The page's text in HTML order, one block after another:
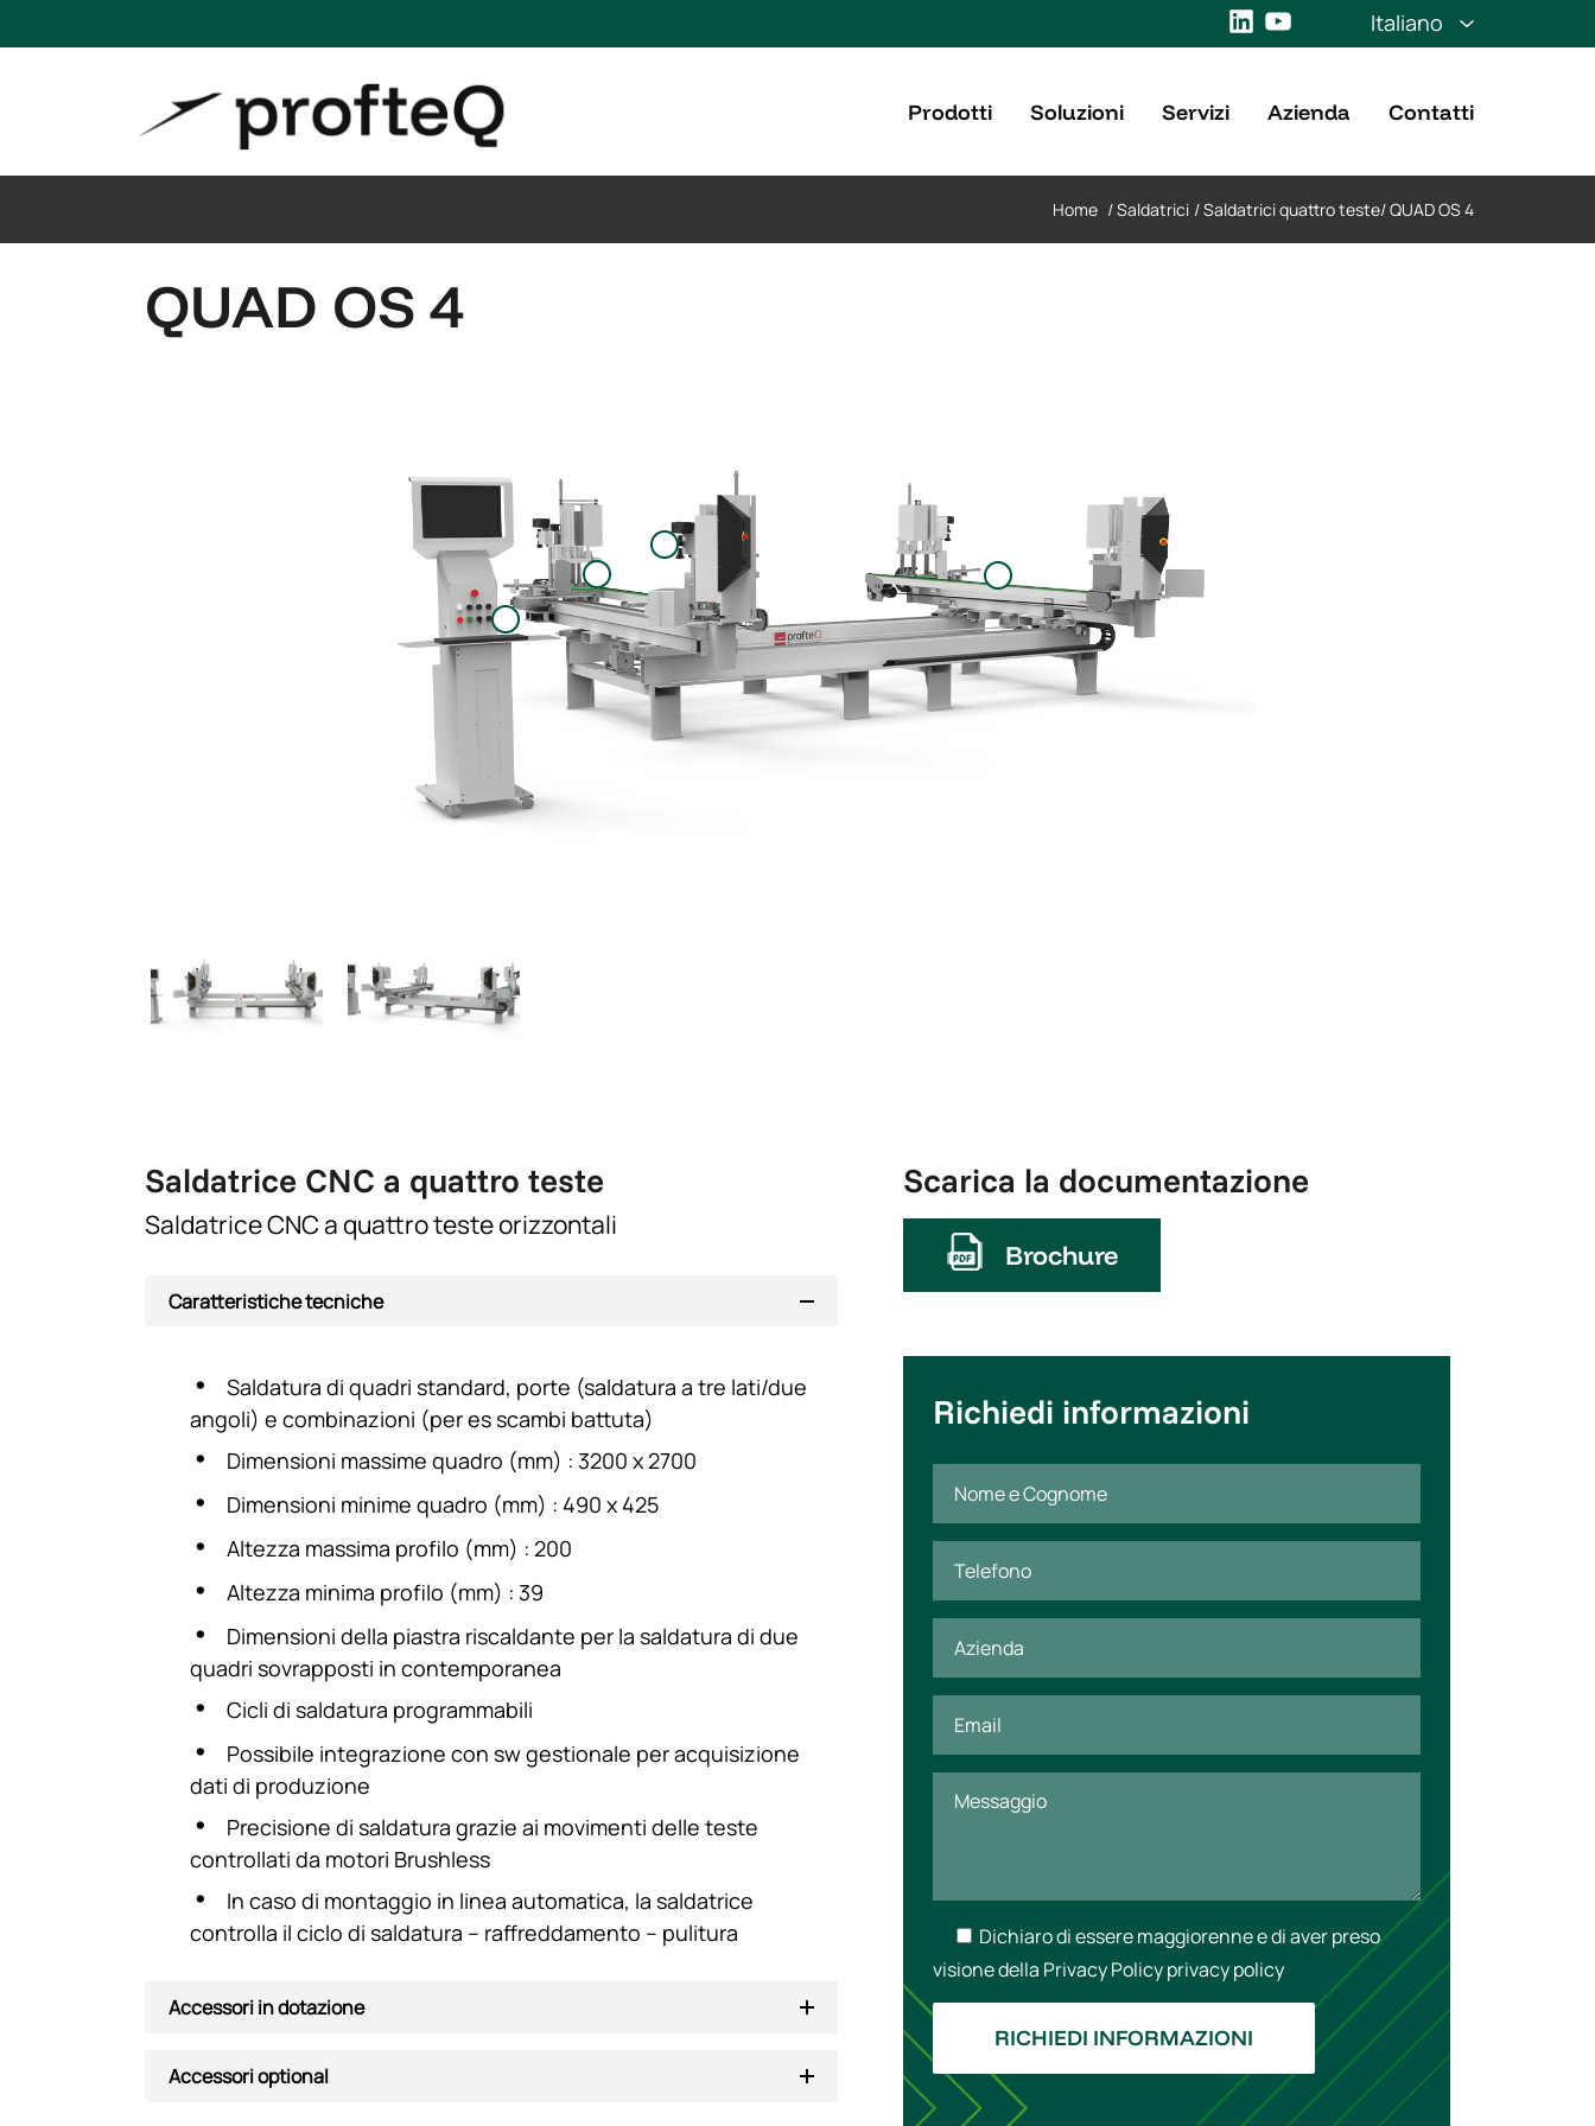
LinkedIn
YouTubeItaliano
Prodotti Soluzioni Servizi Azienda Contatti
QUAD OS 4
Home /Saldatrici /Saldatrici quattro teste/QUAD OS 4
Saldatrice CNC a quattro teste
Saldatrice CNC a quattro teste orizzontali
Caratteristiche tecniche
Saldatura di quadri standard, porte (saldatura a tre lati/due
angoli) e combinazioni (per es scambi battuta)
Dimensioni massime quadro (mm) : 3200 x 2700
Dimensioni minime quadro (mm) : 490 x 425
Altezza massima profilo (mm) : 200
Altezza minima profilo (mm) : 39
Dimensioni della piastra riscaldante per la saldatura di due
quadri sovrapposti in contemporanea
Cicli di saldatura programmabili
Possibile integrazione con sw gestionale per acquisizione
dati di produzione
Precisione di saldatura grazie ai movimenti delle teste
controllati da motori Brushless
In caso di montaggio in linea automatica, la saldatrice
controlla il ciclo di saldatura – raffreddamento – pulitura
Accessori in dotazione
Accessori optional
Scarica la documentazione
Brochure
Richiedi informazioni
Dichiaro di essere maggiorenne e di aver preso
visione della Privacy Policyprivacy policy